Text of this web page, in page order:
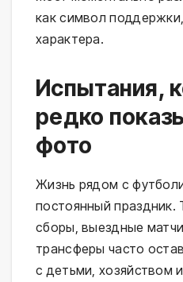
как символ
характера.
Испытания,
редко
фото
Жизнь рядом с
постоянный праздник.
сборы, выездные
трансферы часто
с детьми, хозяйством